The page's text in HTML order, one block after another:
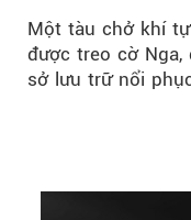
Một tàu chở khí
được treo cờ
sở lưu trữ nổi